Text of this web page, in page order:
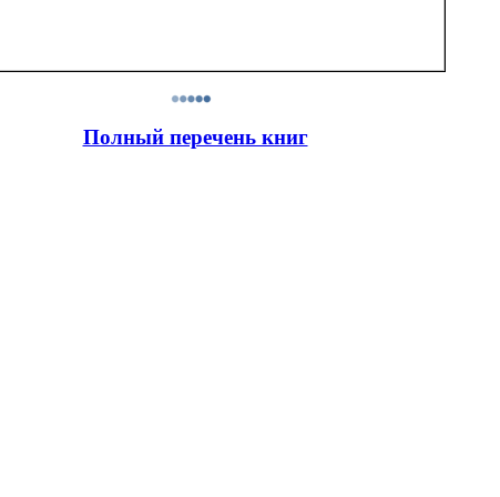
Полный перечень книг